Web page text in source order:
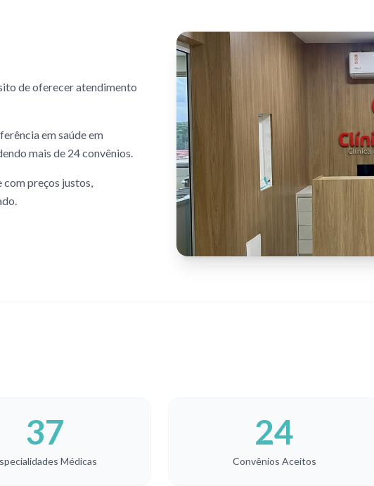
de oferecer atendimento
em saúde em
mais de 24 convênios.
com preços justos,
37
Médicas
24
Convênios Aceitos